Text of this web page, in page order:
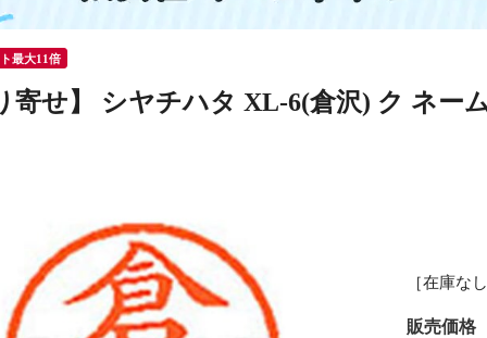
最大11倍
寄せ】 シヤチハタ XL-6(倉沢) ク ネー
［在庫な
販売価格